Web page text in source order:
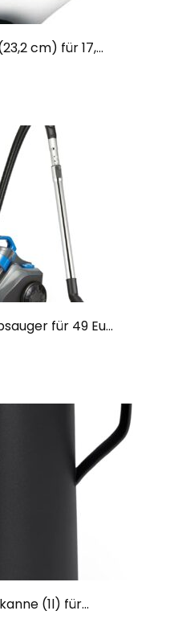
cm) für 17,...
für 49 Eu...
(1l) für...